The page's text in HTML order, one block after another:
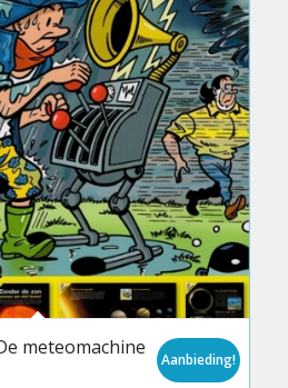
meteomachine
Aanbieding!